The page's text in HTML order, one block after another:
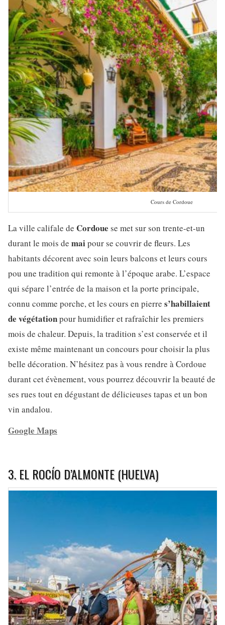
Cours de Cordoue
La ville califale de Cordoue se met sur son trente-et-un
durant le mois de maipour se couvrir de fleurs. Les
habitants décorent avec soin leurs balcons et leurs cours
pou une tradition qui remonte à l’époque arabe. L’espace
qui sépare l’entrée de la maison et la porte principale,
connu comme porche, et les cours en pierre s’habillaient
de végétationpour humidifier et rafraîchir les premiers
mois de chaleur. Depuis, la tradition s’est conservée et il
existe même maintenant un concours pour choisir la plus
belle décoration. N’hésitez pas à vous rendre à Cordoue
durant cet évènement, vous pourrez découvrir la beauté de
ses rues tout en dégustant de délicieuses tapas et un bon
vin andalou.
Google Maps
3. EL ROCÍO D’ALMONTE (HUELVA)